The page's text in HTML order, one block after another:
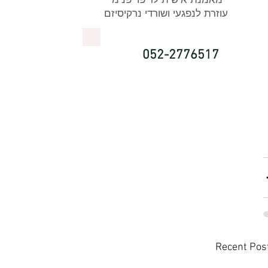
Recent
עוזרת לנפגעי ושורדי נרקיסיזם
052-2776517